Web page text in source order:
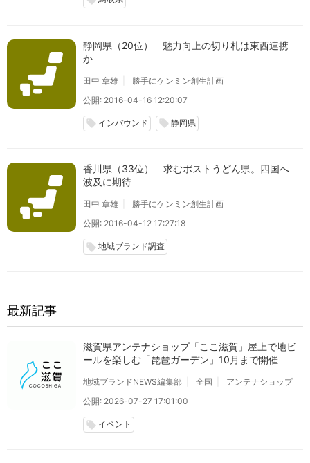
静岡県（20位） 魅力向上の切り札は東西連携
か
田中 章雄
勝手にケンミン創生計画
公開: 2016-04-16 12:20:07
local_offer インバウンド local_offer 静岡県
香川県（33位） 求むポストうどん県。四国へ
波及に期待
田中 章雄
勝手にケンミン創生計画
公開: 2016-04-12 17:27:18
local_offer 地域ブランド調査
最新記事
滋賀県アンテナショップ「ここ滋賀」屋上で地ビ
ールを楽しむ「琵琶ガーデン」10月まで開催
地域ブランドNEWS編集部 全国
アンテナショップ
公開: 2026-07-27 17:01:00
local_offer イベント